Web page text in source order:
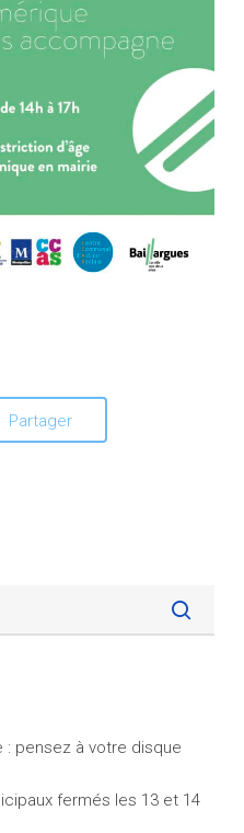
Partager
: pensez à votre disque
fermés les 13 et 14